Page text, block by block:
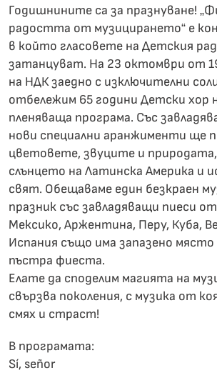
Годишнините са за празнуване!
радостта от музицирането“ е
в който гласовете на Детския
затанцуват. На 23 октомври от
на НДК заедно с изключителни
отбележим 65 години Детски хор
пленяваща програма. Със
нови специални аранжименти ще
цветовете, звуците и
слънцето на Латинска Америка и
свят. Обещаваме един безкраен
празник със завладяващи пиеси
Мексико, Аржентина, Перу, Куба,
Испания също има запазено
пъстра фиеста.
Елате да споделим магията на
свързва поколения, с музика от
смях и страст!
В програмата:
Sí, señor